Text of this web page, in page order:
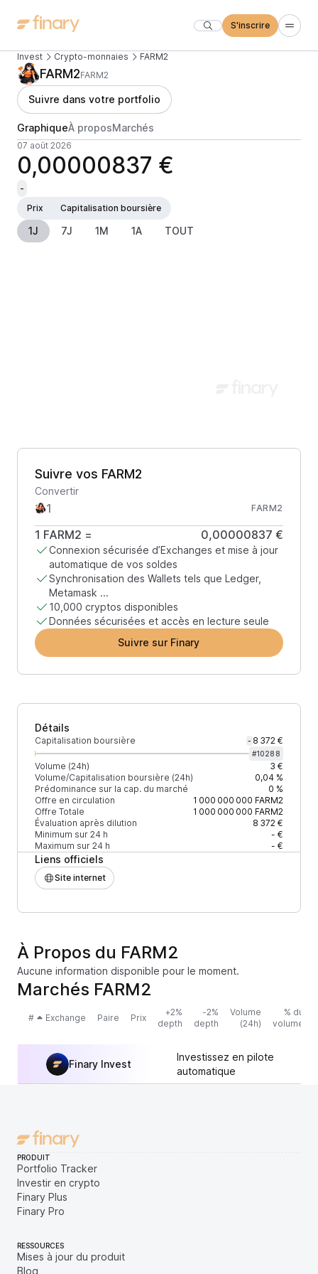
S'inscrire
Invest Crypto-monnaies FARM2
FARM2FARM2
Suivre dans votre portfolio
GraphiqueÀ proposMarchés
07 août 2026
0,00000837 €
-
Prix
Capitalisation boursière
1J 7J 1M 1A TOUT
Suivre vos FARM2
Convertir
FARM2
1 FARM2 = 0,00000837 €
Connexion sécurisée d’Exchanges et mise à jour
automatique de vos soldes
Synchronisation des Wallets tels que Ledger,
Metamask ...
10,000 cryptos disponibles
Données sécurisées et accès en lecture seule
Suivre sur Finary
Détails
Capitalisation boursière - 8 372 €
#10288
Volume (24h)
3 €
Volume/Capitalisation boursière (24h)
0,04 %
Prédominance sur la cap. du marché
0 %
Offre en circulation
1 000 000 000 FARM2
Offre Totale
1 000 000 000 FARM2
Évaluation après dilution
8 372 €
Minimum sur 24 h
- €
Maximum sur 24 h
- €
Liens officiels
Site internet
À Propos du FARM2
Aucune information disponible pour le moment.
Marchés FARM2
# Exchange Paire Prix
+2%
depth
-2%
depth
Volume
(24h)
% du
volume
Finary Invest
Investissez en pilote
automatique
PRODUIT
Portfolio Tracker
Investir en crypto
Finary Plus
Finary Pro
RESSOURCES
Mises à jour du produit
Blog